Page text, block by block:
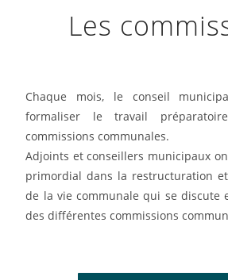
Les
Chaque mois, le conseil
formaliser le travail
commissions communales.
Adjoints et conseillers municipaux
primordial dans la restructuration
de la vie communale qui se discute
des différentes commissions